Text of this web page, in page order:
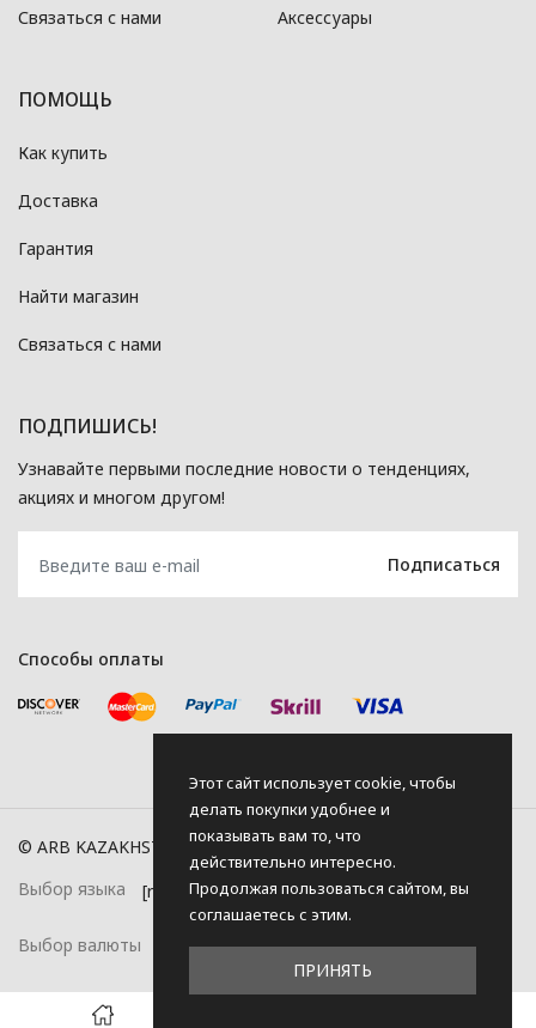
Связаться с нами Аксессуары
ПОМОЩЬ
Как купить
Доставка
Гарантия
Найти магазин
Связаться с нами
ПОДПИШИСЬ!
Узнавайте первыми последние новости о тенденциях,
акциях и многом другом!
Способы оплаты
© ARB KAZAKHSTAN, 2026
Выбор языка
Выбор валюты
Этот сайт использует cookie, чтобы
делать покупки удобнее и
показывать вам то, что
действительно интересно.
Продолжая пользоваться сайтом, вы
соглашаетесь с этим.
ПРИНЯТЬ